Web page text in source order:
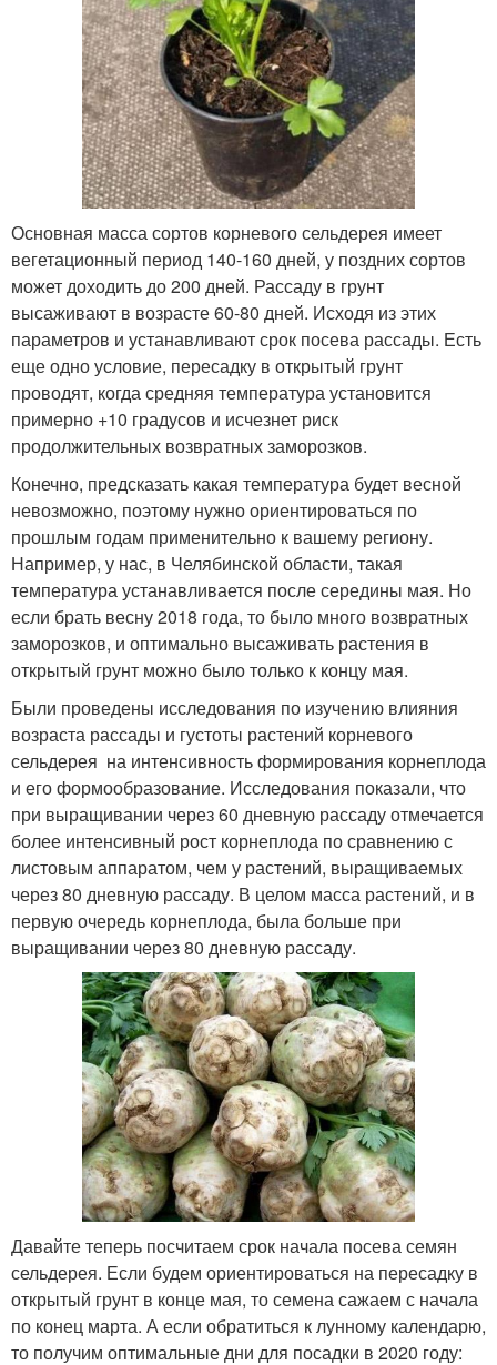
Основная масса сортов корневого сельдерея имеет
вегетационный период 140-160 дней, у поздних сортов
может доходить до 200 дней. Рассаду в грунт
высаживают в возрасте 60-80 дней. Исходя из этих
параметров и устанавливают срок посева рассады. Есть
еще одно условие, пересадку в открытый грунт
проводят, когда средняя температура установится
примерно +10 градусов и исчезнет риск
продолжительных возвратных заморозков.
Конечно, предсказать какая температура будет весной
невозможно, поэтому нужно ориентироваться по
прошлым годам применительно к вашему региону.
Например, у нас, в Челябинской области, такая
температура устанавливается после середины мая. Но
если брать весну 2018 года, то было много возвратных
заморозков, и оптимально высаживать растения в
открытый грунт можно было только к концу мая.
Были проведены исследования по изучению влияния
возраста рассады и густоты растений корневого
сельдерея на интенсивность формирования корнеплода
и его формообразование. Исследования показали, что
при выращивании через 60 дневную рассаду отмечается
более интенсивный рост корнеплода по сравнению с
листовым аппаратом, чем у растений, выращиваемых
через 80 дневную рассаду. В целом масса растений, и в
первую очередь корнеплода, была больше при
выращивании через 80 дневную рассаду.
Давайте теперь посчитаем срок начала посева семян
сельдерея. Если будем ориентироваться на пересадку в
открытый грунт в конце мая, то семена сажаем с начала
по конец марта. А если обратиться к лунному календарю,
то получим оптимальные дни для посадки в 2020 году: